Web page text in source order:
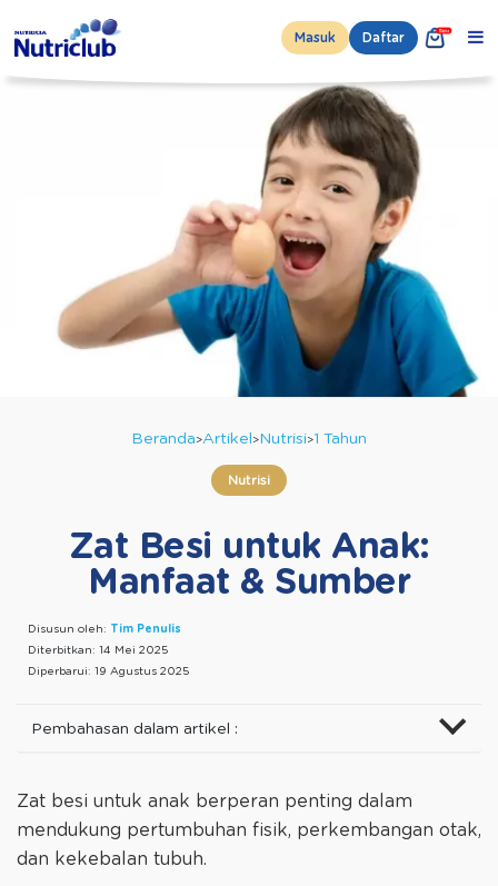
Masuk Daftar
Beranda Artikel Nutrisi 1 Tahun
Nutrisi
Zat Besi untuk Anak:
Manfaat & Sumber
Disusun oleh: Tim Penulis
Diterbitkan: 14 Mei 2025
Diperbarui: 19 Agustus 2025
Pembahasan dalam artikel :
Zat besi untuk anak berperan penting dalam
mendukung pertumbuhan fisik, perkembangan otak,
dan kekebalan tubuh.